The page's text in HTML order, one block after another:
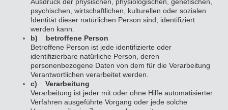
psychischen, wirtschaftlichen, kulturellen oder sozialen
Identität dieser natürlichen Person sind, identifiziert
werden kann.
b) betroffene Person
Betroffene Person ist jede identifizierte oder
identifizierbare natürliche Person, deren
personenbezogene Daten von dem für die Verarbeitung
Verantwortlichen verarbeitet werden.
c) Verarbeitung
Verarbeitung ist jeder mit oder ohne Hilfe automatisierter
Verfahren ausgeführte Vorgang oder jede solche